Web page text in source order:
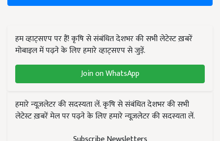
हम व्हाट्सएप पर हैं! कृषि से संबंधित देशभर की सभी लेटेस्ट ख़बरें
मोबाइल में पढ़ने के लिए हमारे व्हाट्सएप से जुड़ें.
Join on WhatsApp
हमारे न्यूज़लेटर की सदस्यता लें. कृषि से संबंधित देशभर की सभी
लेटेस्ट ख़बरें मेल पर पढ़ने के लिए हमारे न्यूज़लेटर की सदस्यता लें.